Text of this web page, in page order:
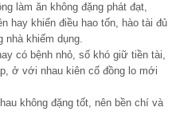
làm ăn không đặng phát đạt,
hay khiến điều hao tốn, hào tài đủ
nhà khiếm dụng.
có bệnh nhỏ, số khó giữ tiền tài,
ở với nhau kiên cố đồng lo mới
không đặng tốt, nên bền chí và